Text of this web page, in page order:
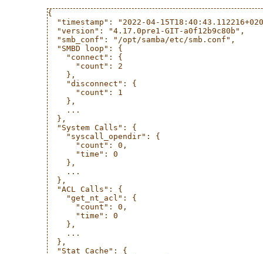
{
"timestamp": "2022-04-
  "version": "4.17.0pre1-GIT-a0f12b9c80b",
  "smb_conf": "/opt/samba/etc/smb.conf",
  "SMBD loop": {
    "connect": {
      "count": 2
    },
    "disconnect": {
      "count": 1
    },
    ...
  },
  "System Calls": {
    "syscall_opendir": {
      "count": 0,
      "time": 0
    },
    ...
  },
  "ACL Calls": {
    "get_nt_acl": {
      "count": 0,
      "time": 0
    },
    ...
  },
  "Stat Cache": {